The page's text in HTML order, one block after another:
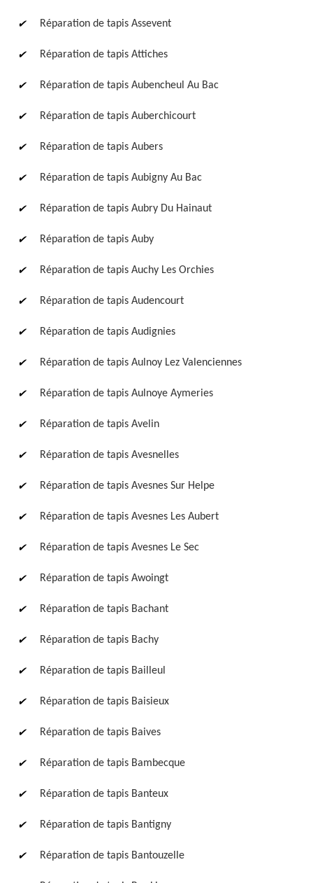
Réparation de tapis Assevent
Réparation de tapis Attiches
Réparation de tapis Aubencheul Au Bac
Réparation de tapis Auberchicourt
Réparation de tapis Aubers
Réparation de tapis Aubigny Au Bac
Réparation de tapis Aubry Du Hainaut
Réparation de tapis Auby
Réparation de tapis Auchy Les Orchies
Réparation de tapis Audencourt
Réparation de tapis Audignies
Réparation de tapis Aulnoy Lez Valenciennes
Réparation de tapis Aulnoye Aymeries
Réparation de tapis Avelin
Réparation de tapis Avesnelles
Réparation de tapis Avesnes Sur Helpe
Réparation de tapis Avesnes Les Aubert
Réparation de tapis Avesnes Le Sec
Réparation de tapis Awoingt
Réparation de tapis Bachant
Réparation de tapis Bachy
Réparation de tapis Bailleul
Réparation de tapis Baisieux
Réparation de tapis Baives
Réparation de tapis Bambecque
Réparation de tapis Banteux
Réparation de tapis Bantigny
Réparation de tapis Bantouzelle